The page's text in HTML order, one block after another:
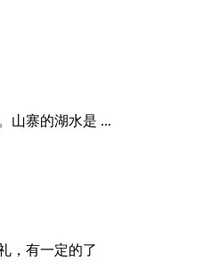
山寨的湖水是 ...
，有一定的了